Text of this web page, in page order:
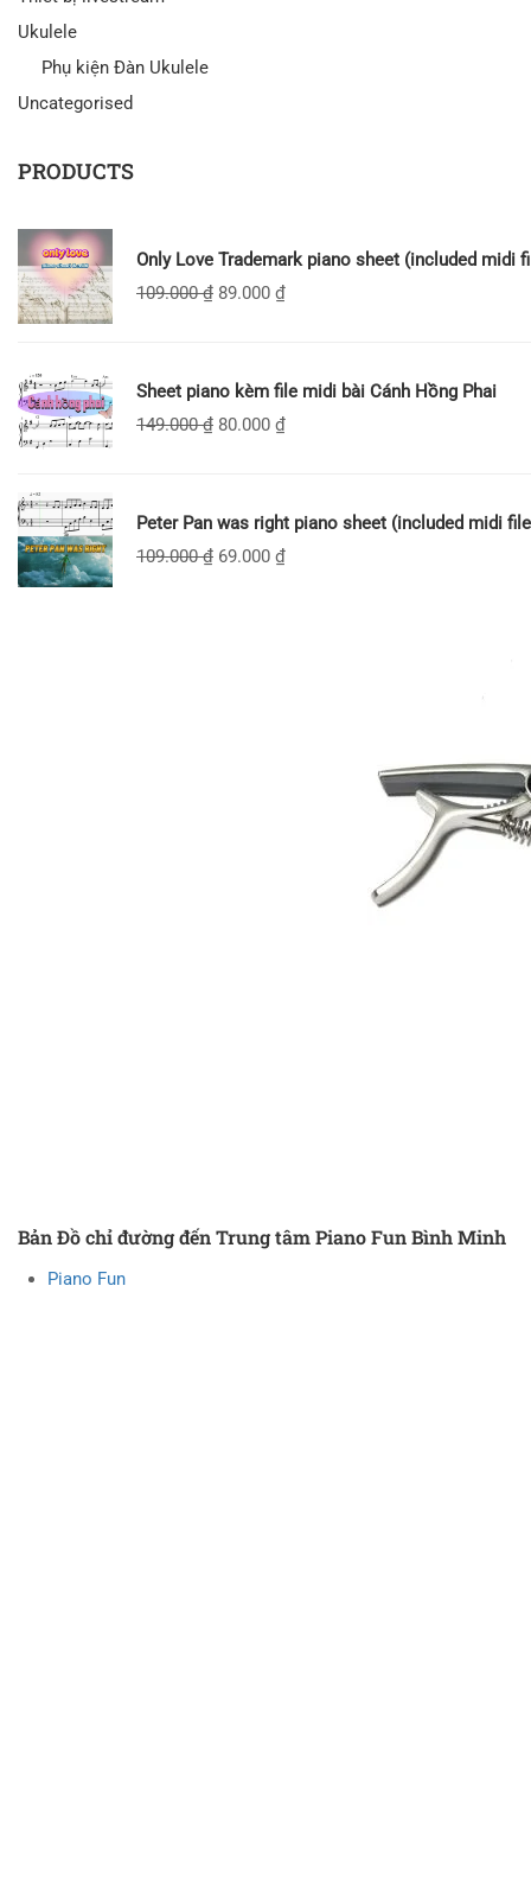
Ukulele
Phụ kiện Đàn Ukulele
Uncategorised
PRODUCTS
Only Love Trademark piano sheet (included midi
109.000₫ 89.000 ₫
Sheet piano kèm file midi bài Cánh Hồng Phai
149.000₫ 80.000 ₫
Peter Pan was right piano sheet (included midi
109.000₫ 69.000 ₫
Bản Đồ chỉ đường đến Trung tâm Piano Fun Bình Minh
Piano Fun